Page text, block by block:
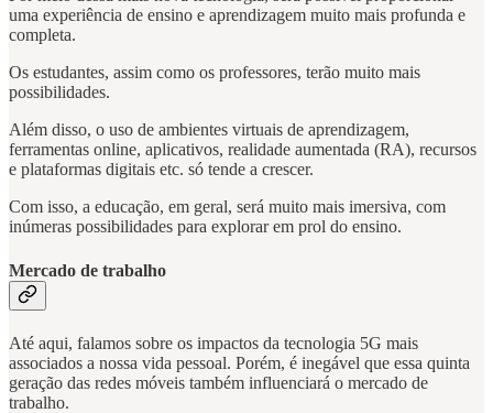
uma experiência de ensino e aprendizagem muito mais profunda e
completa.
Os estudantes, assim como os professores, terão muito mais
possibilidades.
Além disso, o uso de ambientes virtuais de aprendizagem,
ferramentas online, aplicativos, realidade aumentada (RA), recursos
e plataformas digitais etc. só tende a crescer.
Com isso, a educação, em geral, será muito mais imersiva, com
inúmeras possibilidades para explorar em prol do ensino.
Mercado de trabalho
Até aqui, falamos sobre os impactos da tecnologia 5G mais
associados a nossa vida pessoal. Porém, é inegável que essa quinta
geração das redes móveis também influenciará o mercado de
trabalho.